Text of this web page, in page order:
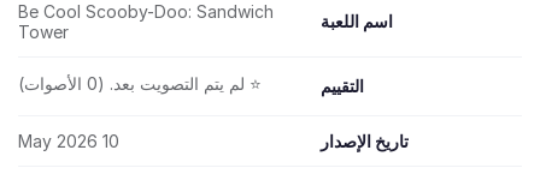
اسم اللعبة
Be Cool Scooby-Doo: Sandwich
Tower
التقييم ⭐ لم يتم التصويت بعد. (0 الأصوات)
تاريخ الإصدار 10 May 2026